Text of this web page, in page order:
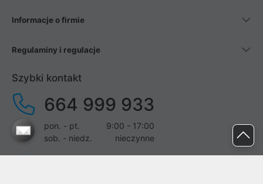
Informacje o firmie
Regulaminy i regulacje
Szybki kontakt
664 999 933
pon. - pt.
9:00 - 17:00
sob. - niedz.
nieczynne